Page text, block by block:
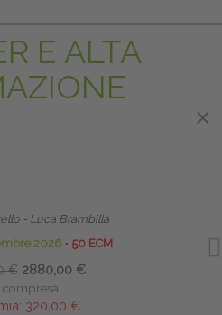
E ALTA
- Luca Brambilla
2026 ∙ 50 ECM
€ 2880,00 €
compresa
320,00 €
×
×